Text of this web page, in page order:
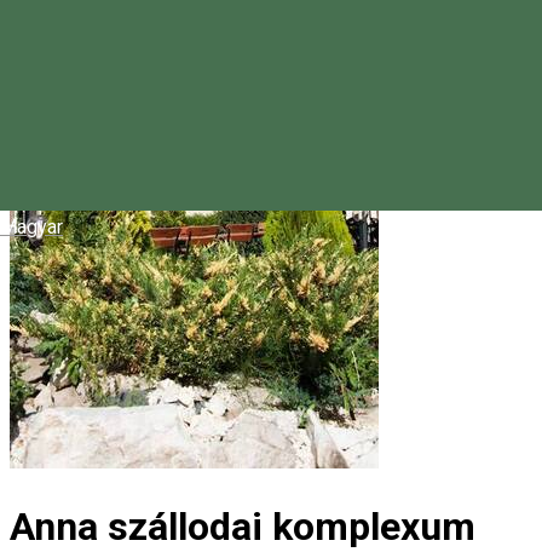
Magyar
Anna szállodai komplexum